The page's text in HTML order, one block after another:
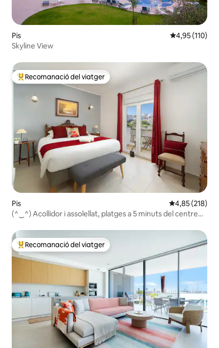
Pis 4,95 de
4,95 (110)
Skyline View
Principals recomanacions dels viatgers
Recomanació del viatger
Pis 4,85 de
4,85 (218)
(^‿^) Acollidor i assolellat, platges a 5 minuts del centre
Principals recomanacions dels viatgers
Recomanació del viatger